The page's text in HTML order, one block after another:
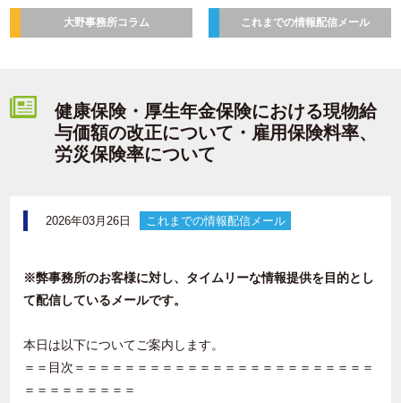
大野事務所コラム これまでの情報配信メール
健康保険・厚生年金保険における現物給
与価額の改正について・雇用保険料率、
労災保険率について
2026年03月26日 これまでの情報配信メール
※弊事務所のお客様に対し、タイムリーな情報提供を目的とし
て配信しているメールです。
本日は以下についてご案内します。
＝＝目次＝＝＝＝＝＝＝＝＝＝＝＝＝＝＝＝＝＝＝＝＝＝＝＝
＝＝＝＝＝＝＝＝＝